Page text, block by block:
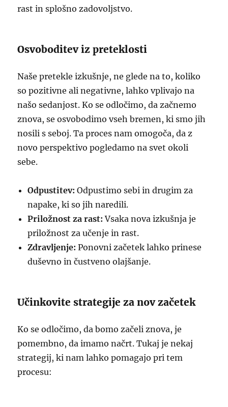
rast in splošno zadovoljstvo.
Osvoboditev iz preteklosti
Naše pretekle izkušnje, ne glede na to, koliko
so pozitivne ali negativne, lahko vplivajo na
našo sedanjost. Ko se odločimo, da začnemo
znova, se osvobodimo vseh bremen, ki smo jih
nosili s seboj. Ta proces nam omogoča, da z
novo perspektivo pogledamo na svet okoli
sebe.
Odpustitev: Odpustimo sebi in drugim za
napake, ki so jih naredili.
Priložnost za rast: Vsaka nova izkušnja je
priložnost za učenje in rast.
Zdravljenje: Ponovni začetek lahko prinese
duševno in čustveno olajšanje.
Učinkovite strategije za nov začetek
Ko se odločimo, da bomo začeli znova, je
pomembno, da imamo načrt. Tukaj je nekaj
strategij, ki nam lahko pomagajo pri tem
procesu: